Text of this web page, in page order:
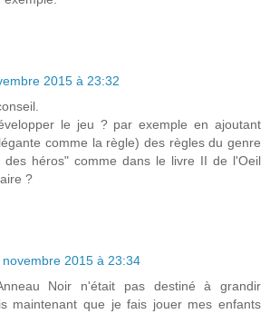
2015 à 23:32
le jeu ? par exemple en ajoutant
comme la règle) des règles du genre
des héros" comme dans le livre II de l'Oeil
?
novembre 2015 à 23:34
Noir n'était pas destiné à grandir
maintenant que je fais jouer mes enfants